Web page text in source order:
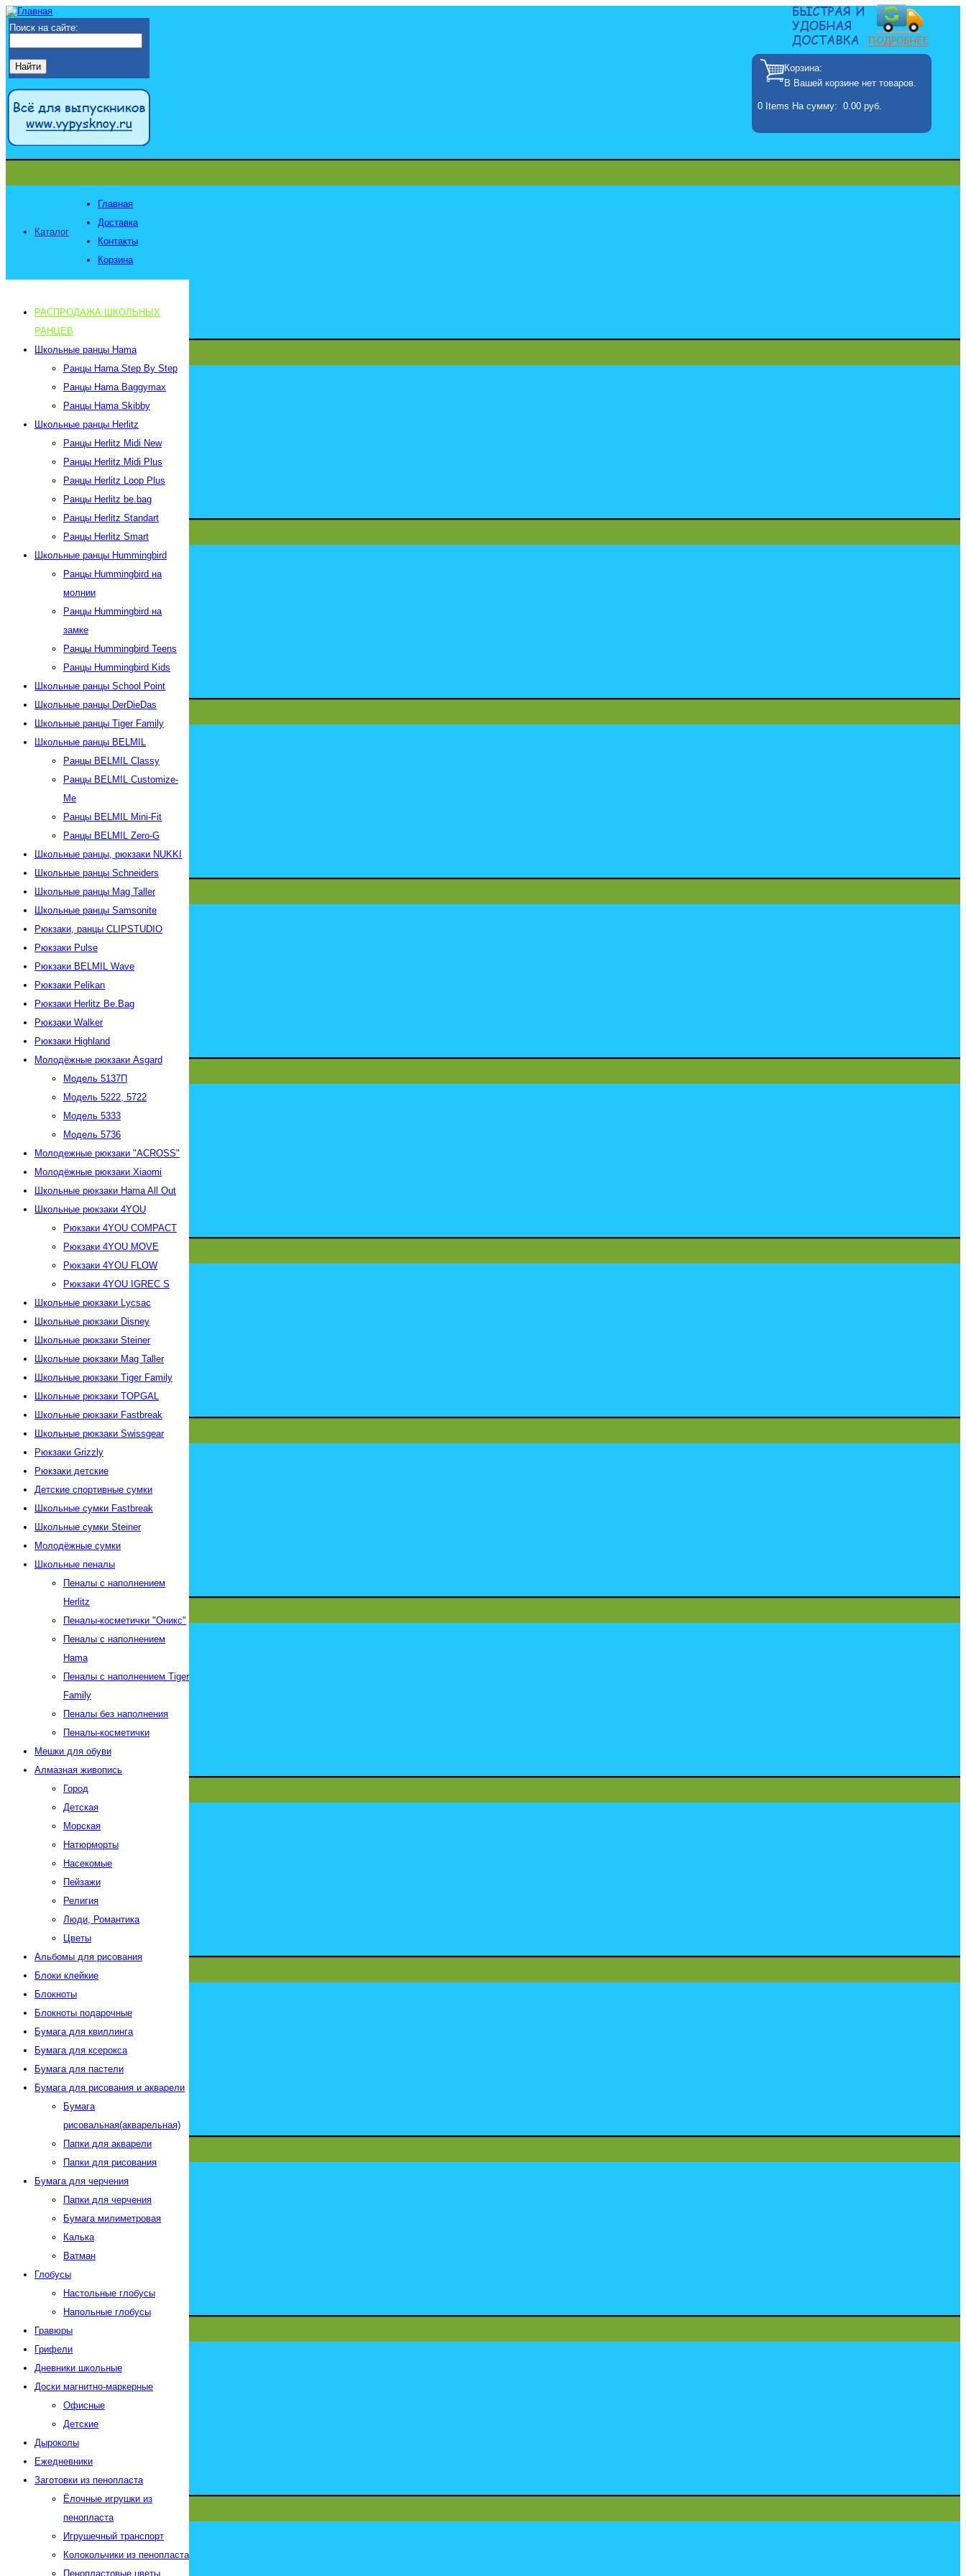
Корзина:
В Вашей корзине нет товаров.
0 Items На сумму: 0.00 руб.
Поиск на сайте:
Каталог
Главная
Доставка
Контакты
Корзина
РАСПРОДАЖА ШКОЛЬНЫХ
РАНЦЕВ
Школьные ранцы Hama
Ранцы Hama Step By Step
Ранцы Hama Baggymax
Ранцы Hama Skibby
Школьные ранцы Herlitz
Ранцы Herlitz Midi New
Ранцы Herlitz Midi Plus
Ранцы Herlitz Loop Plus
Ранцы Herlitz be.bag
Ранцы Herlitz Standart
Ранцы Herlitz Smart
Школьные ранцы Hummingbird
Ранцы Hummingbird на
молнии
Ранцы Hummingbird на
замке
Ранцы Hummingbird Teens
Ранцы Hummingbird Kids
Школьные ранцы School Point
Школьные ранцы DerDieDas
Школьные ранцы Tiger Family
Школьные ранцы BELMIL
Ранцы BELMIL Classy
Ранцы BELMIL Customize-
Me
Ранцы BELMIL Mini-Fit
Ранцы BELMIL Zero-G
Школьные ранцы, рюкзаки NUKKI
Школьные ранцы Schneiders
Школьные ранцы Mag Taller
Школьные ранцы Samsonite
Рюкзаки, ранцы CLIPSTUDIO
Рюкзаки Pulse
Рюкзаки BELMIL Wave
Рюкзаки Pelikan
Рюкзаки Herlitz Be.Bag
Рюкзаки Walker
Рюкзаки Highland
Молодёжные рюкзаки Asgard
Модель 5137П
Модель 5222, 5722
Модель 5333
Модель 5736
Молодежные рюкзаки "АСROSS"
Молодёжные рюкзаки Xiaomi
Школьные рюкзаки Hama All Out
Школьные рюкзаки 4YOU
Рюкзаки 4YOU СOMPACT
Рюкзаки 4YOU MOVE
Рюкзаки 4YOU FLOW
Рюкзаки 4YOU IGREC S
Школьные рюкзаки Lycsac
Школьные рюкзаки Disney
Школьные рюкзаки Steiner
Школьные рюкзаки Mag Taller
Школьные рюкзаки Tiger Family
Школьные рюкзаки TOPGAL
Школьные рюкзаки Fastbreak
Школьные рюкзаки Swissgear
Рюкзаки Grizzly
Рюкзаки детские
Детские спортивные сумки
Школьные сумки Fastbreak
Школьные сумки Steiner
Молодёжные сумки
Школьные пеналы
Пеналы с наполнением
Herlitz
Пеналы-косметички "Оникс"
Пеналы с наполнением
Hama
Пеналы с наполнением Tiger
Family
Пеналы без наполнения
Пеналы-косметички
Мешки для обуви
Алмазная живопись
Город
Детская
Морская
Натюрморты
Насекомые
Пейзажи
Религия
Люди, Романтика
Цветы
Альбомы для рисования
Блоки клейкие
Блокноты
Блокноты подарочные
Бумага для квиллинга
Бумага для ксерокса
Бумага для пастели
Бумага для рисования и акварели
Бумага
рисовальная(акварельная)
Папки для акварели
Папки для рисования
Бумага для черчения
Папки для черчения
Бумага милиметровая
Калька
Ватман
Глобусы
Настольные глобусы
Напольные глобусы
Гравюры
Грифели
Дневники школьные
Доски магнитно-маркерные
Офисные
Детские
Дыроколы
Ежедневники
Заготовки из пенопласта
Ёлочные игрушки из
пенопласта
Игрушечный транспорт
Колокольчики из пенопласта
Пенопластовые цветы